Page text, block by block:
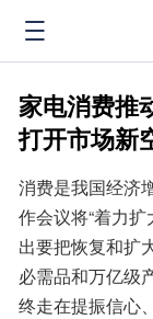
家电消费推
打开市场新
消费是我国经济
作会议将“着力
出要把恢复和扩
必需品和万亿级
终走在提振信心